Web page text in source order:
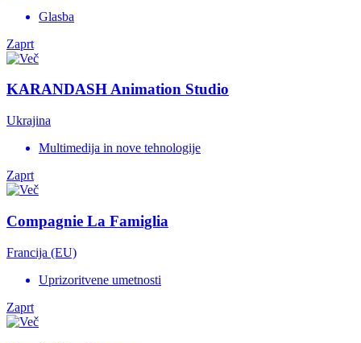
Glasba
Zaprt
KARANDASH Animation Studio
Ukrajina
Multimedija in nove tehnologije
Zaprt
Compagnie La Famiglia
Francija (EU)
Uprizoritvene umetnosti
Zaprt